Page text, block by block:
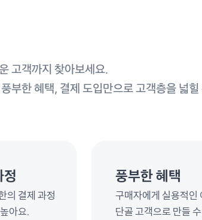
고객까지 찾아보세요.
부한 혜택, 결제 도입만으로 고객층을 넓힐
의 결제 과정
아요.
풍부한 혜택
구매자에게 실용적인
단골 고객으로 만들